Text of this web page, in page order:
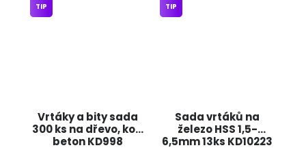
Vrtáky a bity sada
300 ks na dřevo, kov,
beton KD998
TIP
Sada vrtáků na
železo HSS 1,5-
6,5mm 13ks KD10223
TIP